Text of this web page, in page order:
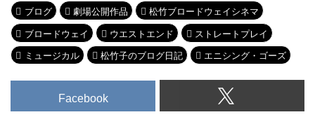
ブログ 劇場公開作品 松竹ブロードウェイシネマ
ブロードウェイ ウエストエンド ストレートプレイ
ミュージカル 松竹子のブログ日記 エニシング・ゴーズ
Facebook